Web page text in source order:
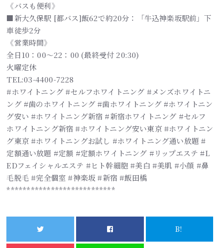
《バスも便利》
■新大久保駅 [都バス]飯62で約20分：「牛込神楽坂駅前」下
車徒歩2分
《営業時間》
全日10：00～22：00 (最終受付 20:30)
火曜定休
TEL:03-4400-7228
#ホワイトニング #セルフホワイトニング #メンズホワイトニ
ング #歯のホワイトニング #歯ホワイトニング #ホワイトニン
グ安い #ホワイトニング新宿 #新宿ホワイトニング #セルフ
ホワイトニング新宿 #ホワイトニング安い東京 #ホワイトニン
グ東京 #ホワイトニングお試し #ホワイトニング通い放題 #
定額通い放題 #定額 #定額ホワイトニング #リップエステ #L
EDフェイシャルエステ #ヒト幹細胞 #美白 #美肌 #小顔 #鼻
毛脱毛 #完全個室 #神楽坂 #新宿 #飯田橋
***************************
B!